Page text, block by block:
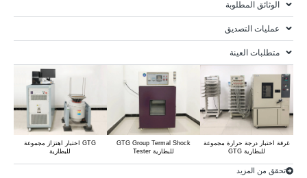
الوثائق المطلوبة
عمليات التصديق
متطلبات العينة
اختبار اهتزاز مجموعة GTG
للبطارية
GTG Group Termal Shock
Tester للبطارية
غرفة اختبار درجة حرارة مجموعة
GTG للبطارية
تحقق من المزيد